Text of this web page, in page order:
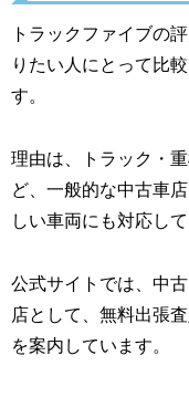
トラックファイブの
りたい人にとって比
す。
理由は、トラック・
ど、一般的な中古車
しい車両にも対応し
公式サイトでは、中
店として、無料出張
を案内しています。